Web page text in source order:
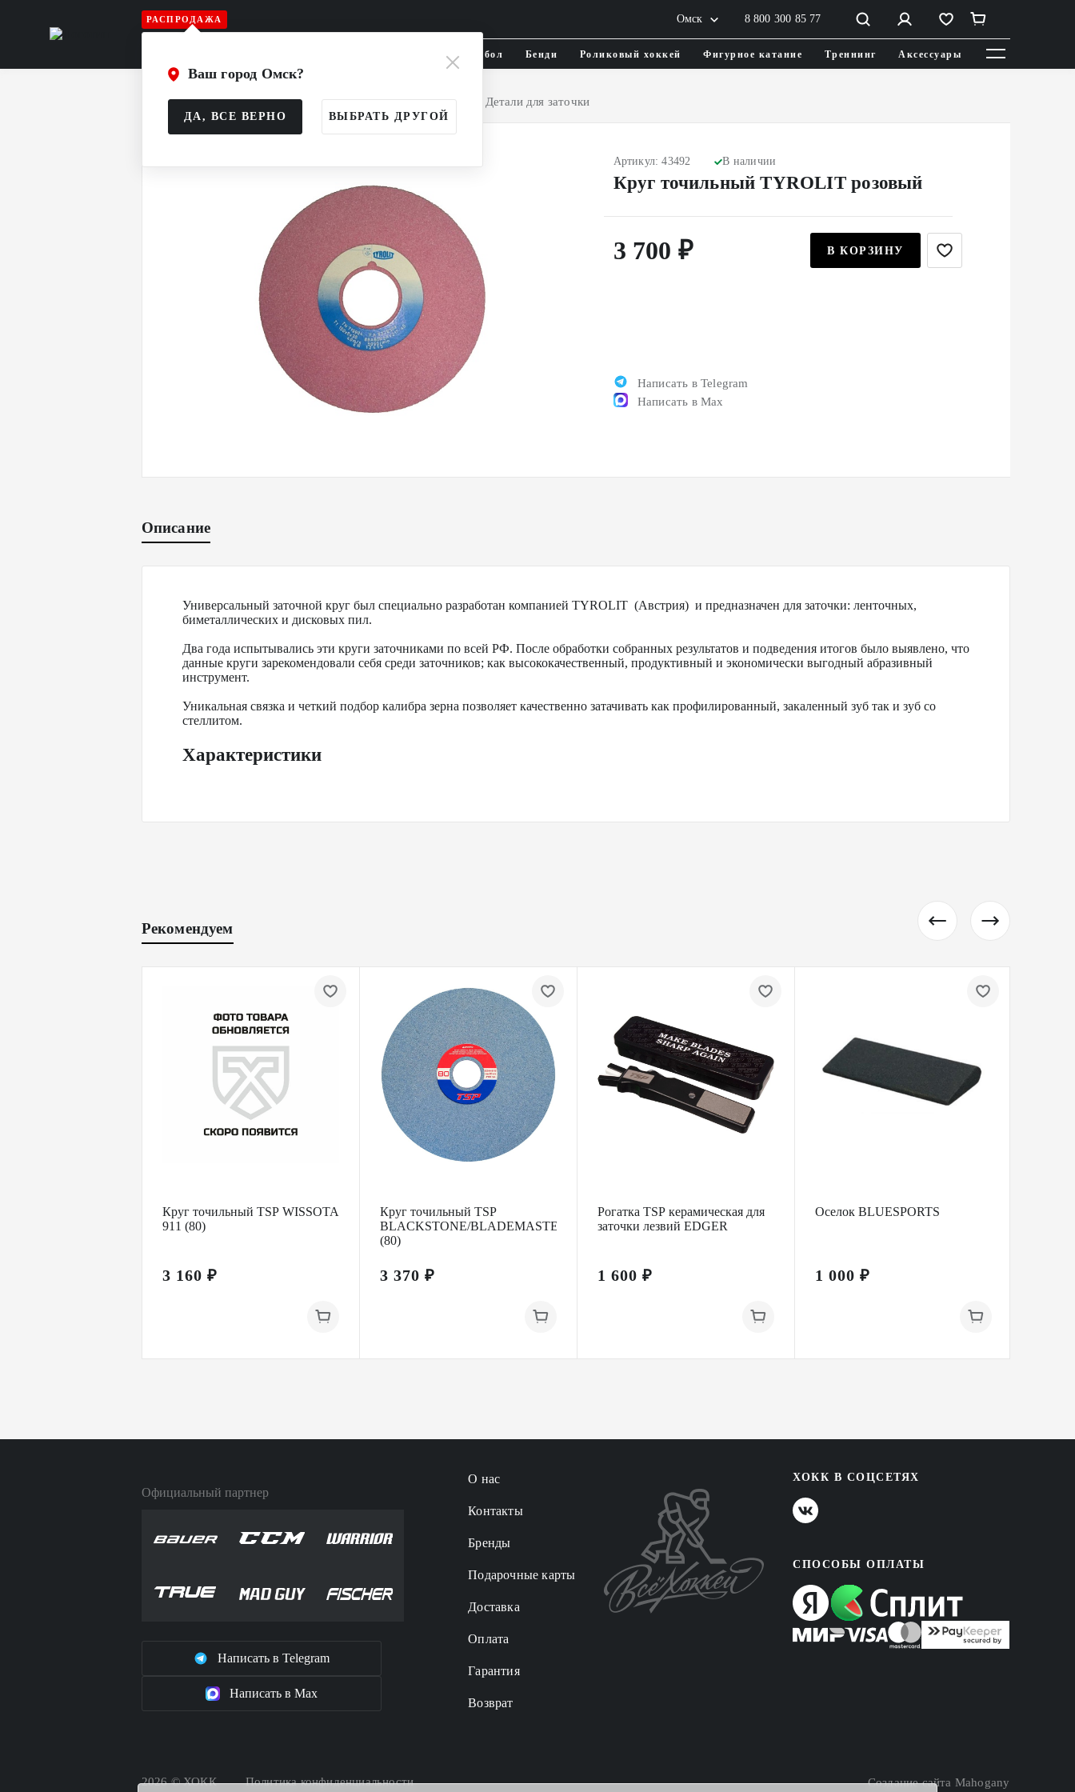
РАСПРОДАЖА Омск 8 800 300 85 77
Флорбол Бенди Роликовый хоккей Фигурное катание Треннинг Аксессуары
Ваш город Омск?
ДА, ВСЕ ВЕРНО ВЫБРАТЬ ДРУГОЙ
Главная Каталог Игрок Аксессуары Для коньков Детали для заточки
Артикул: 43492 В наличии
Круг точильный TYROLIT розовый
3 700 ₽ В КОРЗИНУ
Написать в Telegram
Написать в Max
Описание
Универсальный заточной круг был специально разработан компанией TYROLIT (Австрия) и предназначен для заточки: ленточных,
биметаллических и дисковых пил.
Два года испытывались эти круги заточниками по всей РФ. После обработки собранных результатов и подведения итогов было выявлено, что
данные круги зарекомендовали себя среди заточников; как высококачественный, продуктивный и экономически выгодный абразивный
инструмент.
Уникальная связка и четкий подбор калибра зерна позволяет качественно затачивать как профилированный, закаленный зуб так и зуб со
стеллитом.
Характеристики
Рекомендуем
Круг точильный TSP WISSOTA
911 (80)
3 160 ₽
Круг точильный TSP
BLACKSTONE/BLADEMASTER
(80)
3 370 ₽
Рогатка TSP керамическая для
заточки лезвий EDGER
1 600 ₽
Оселок BLUESPORTS
1 000 ₽
Официальный партнер
Написать в Telegram
Написать в Max
О нас
Контакты
Бренды
Подарочные карты
Доставка
Оплата
Гарантия
Возврат
ХОКК В СОЦСЕТЯХ
СПОСОБЫ ОПЛАТЫ
2026 © ХОКК Политика конфиденциальности Создание сайта Mahogany